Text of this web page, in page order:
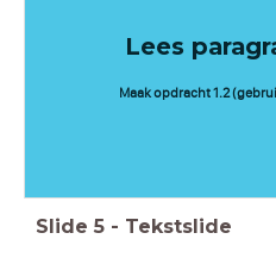
Lees
Maak opdracht 1.2
Slide 5 - Tekstslide